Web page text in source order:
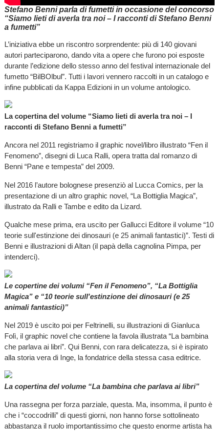
Stefano Benni parla di fumetti in occasione del concorso
“Siamo lieti di averla tra noi – I racconti di Stefano Benni
a fumetti”
L’iniziativa ebbe un riscontro sorprendente: più di 140 giovani
autori parteciparono, dando vita a opere che furono poi esposte
durante l’edizione dello stesso anno del festival internazionale del
fumetto “BilBOlbul”. Tutti i lavori vennero raccolti in un catalogo e
infine pubblicati da Kappa Edizioni in un volume antologico.
La copertina del volume “Siamo lieti di averla tra noi – I
racconti di Stefano Benni a fumetti”
Ancora nel 2011 registriamo il graphic novel/libro illustrato “Fen il
Fenomeno”, disegni di Luca Ralli, opera tratta dal romanzo di
Benni “Pane e tempesta” del 2009.
Nel 2016 l’autore bolognese presenziò al Lucca Comics, per la
presentazione di un altro graphic novel, “La Bottiglia Magica”,
illustrato da Ralli e Tambe e edito da Lizard.
Qualche mese prima, era uscito per Gallucci Editore il volume “10
teorie sull'estinzione dei dinosauri (e 25 animali fantastici)”. Testi di
Benni e illustrazioni di Altan (il papà della cagnolina Pimpa, per
intenderci).
Le copertine dei volumi “Fen il Fenomeno”, “La Bottiglia
Magica” e “10 teorie sull'estinzione dei dinosauri (e 25
animali fantastici)”
Nel 2019 è uscito poi per Feltrinelli, su illustrazioni di Gianluca
Folì, il graphic novel che contiene la favola illustrata “La bambina
che parlava ai libri”. Qui Benni, con rara delicatezza, si è ispirato
alla storia vera di Inge, la fondatrice della stessa casa editrice.
La copertina del volume “La bambina che parlava ai libri”
Una rassegna per forza parziale, questa. Ma, insomma, il punto è
che i “coccodrilli” di questi giorni, non hanno forse sottolineato
abbastanza il ruolo importantissimo che questo enorme artista ha